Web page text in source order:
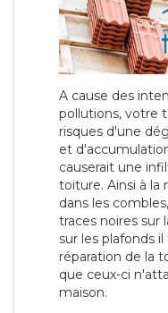
A cause des
pollutions, votre
risques d'une
et
causerait une
toiture. Ainsi à
dans les
traces noires sur
sur les plafonds
réparation de la
que ceux-ci
maison.